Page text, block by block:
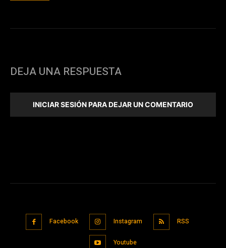
DEJA UNA RESPUESTA
INICIAR SESIÓN PARA DEJAR UN COMENTARIO
Facebook Instagram RSS
Youtube